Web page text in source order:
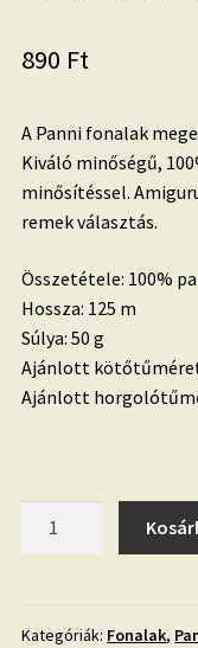
890 Ft
A Panni fonalak
Kiváló minőségű,
minősítéssel.
remek választás.
Összetétele: 100%
Hossza: 125 m
Súlya: 50 g
Ajánlott
Ajánlott
130)
Kategóriák: Fonalak,